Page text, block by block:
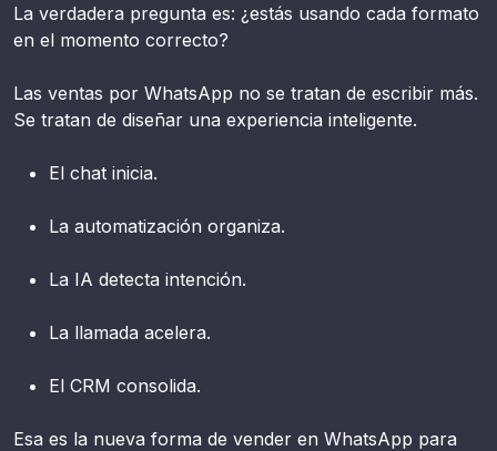
La verdadera pregunta es: ¿estás usando cada formato
en el momento correcto?
Las ventas por WhatsApp no se tratan de escribir más.
Se tratan de diseñar una experiencia inteligente.
El chat inicia.
La automatización organiza.
La IA detecta intención.
La llamada acelera.
El CRM consolida.
Esa es la nueva forma de vender en WhatsApp para